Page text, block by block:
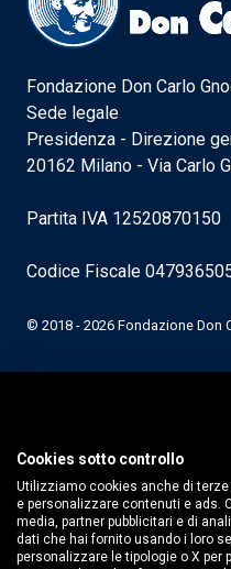
Fondazione Don Carlo
Sede legale
Presidenza - Direzione
20162 Milano - Via Carlo
Partita IVA 12520870150
Codice Fiscale
© 2018 - 2026 Fondazione Don
Cookies sotto controllo
Utilizziamo cookies anche di
e personalizzare contenuti e ads.
media, partner pubblicitari e di
dati che hai fornito usando i loro
personalizzare le tipologie o X per